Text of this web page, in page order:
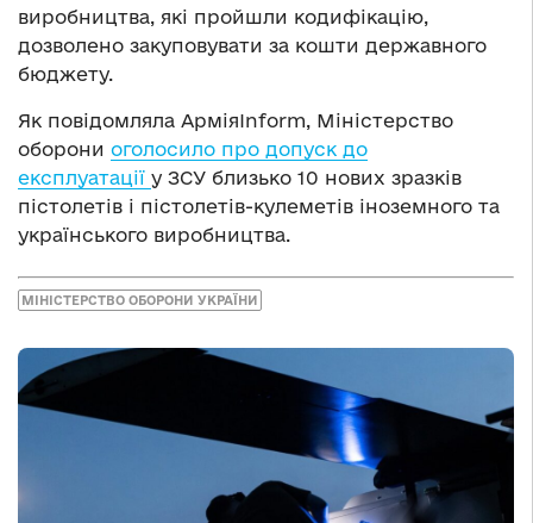
виробництва, які пройшли кодифікацію,
дозволено закуповувати за кошти державного
бюджету.
Як повідомляла АрміяInform, Міністерство
оборони оголосило про допуск до
експлуатації у ЗСУ близько 10 нових зразків
пістолетів і пістолетів-кулеметів іноземного та
українського виробництва.
МІНІСТЕРСТВО ОБОРОНИ УКРАЇНИ